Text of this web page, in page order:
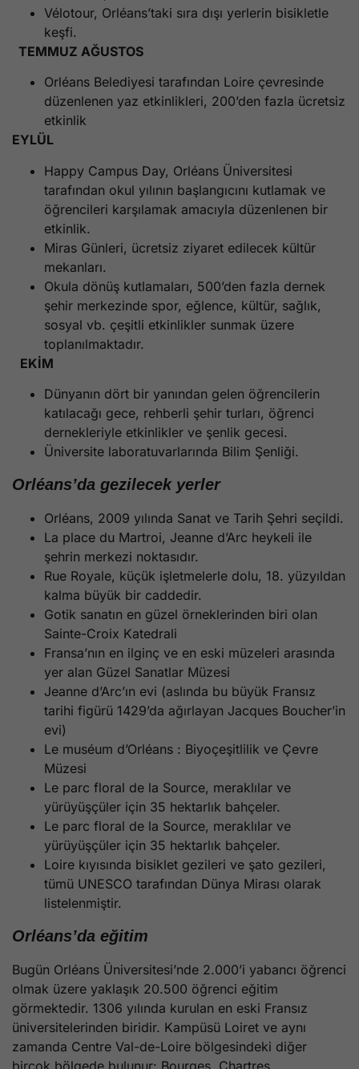
Vélotour, Orléans’taki sıra dışı yerlerin bisikletle
keşfi.
TEMMUZ AĞUSTOS
Orléans Belediyesi tarafından Loire çevresinde
düzenlenen yaz etkinlikleri, 200’den fazla ücretsiz
etkinlik
EYLÜL
Happy Campus Day, Orléans Üniversitesi
tarafından okul yılının başlangıcını kutlamak ve
öğrencileri karşılamak amacıyla düzenlenen bir
etkinlik.
Miras Günleri, ücretsiz ziyaret edilecek kültür
mekanları.
Okula dönüş kutlamaları, 500’den fazla dernek
şehir merkezinde spor, eğlence, kültür, sağlık,
sosyal vb. çeşitli etkinlikler sunmak üzere
toplanılmaktadır.
EKİM
Dünyanın dört bir yanından gelen öğrencilerin
katılacağı gece, rehberli şehir turları, öğrenci
dernekleriyle etkinlikler ve şenlik gecesi.
Üniversite laboratuvarlarında Bilim Şenliği.
Orléans’da gezilecek yerler
Orléans, 2009 yılında Sanat ve Tarih Şehri seçildi.
La place du Martroi, Jeanne d’Arc heykeli ile
şehrin merkezi noktasıdır.
Rue Royale, küçük işletmelerle dolu, 18. yüzyıldan
kalma büyük bir caddedir.
Gotik sanatın en güzel örneklerinden biri olan
Sainte-Croix Katedrali
Fransa’nın en ilginç ve en eski müzeleri arasında
yer alan Güzel Sanatlar Müzesi
Jeanne d’Arc’ın evi (aslında bu büyük Fransız
tarihi figürü 1429’da ağırlayan Jacques Boucher’in
evi)
Le muséum d’Orléans : Biyoçeşitlilik ve Çevre
Müzesi
Le parc floral de la Source, meraklılar ve
yürüyüşçüler için 35 hektarlık bahçeler.
Le parc floral de la Source, meraklılar ve
yürüyüşçüler için 35 hektarlık bahçeler.
Loire kıyısında bisiklet gezileri ve şato gezileri,
tümü UNESCO tarafından Dünya Mirası olarak
listelenmiştir.
Orléans’da eğitim
Bugün Orléans Üniversitesi’nde 2.000’i yabancı öğrenci
olmak üzere yaklaşık 20.500 öğrenci eğitim
görmektedir. 1306 yılında kurulan en eski Fransız
üniversitelerinden biridir. Kampüsü Loiret ve aynı
zamanda Centre Val-de-Loire bölgesindeki diğer
birçok bölgede bulunur: Bourges, Chartres,